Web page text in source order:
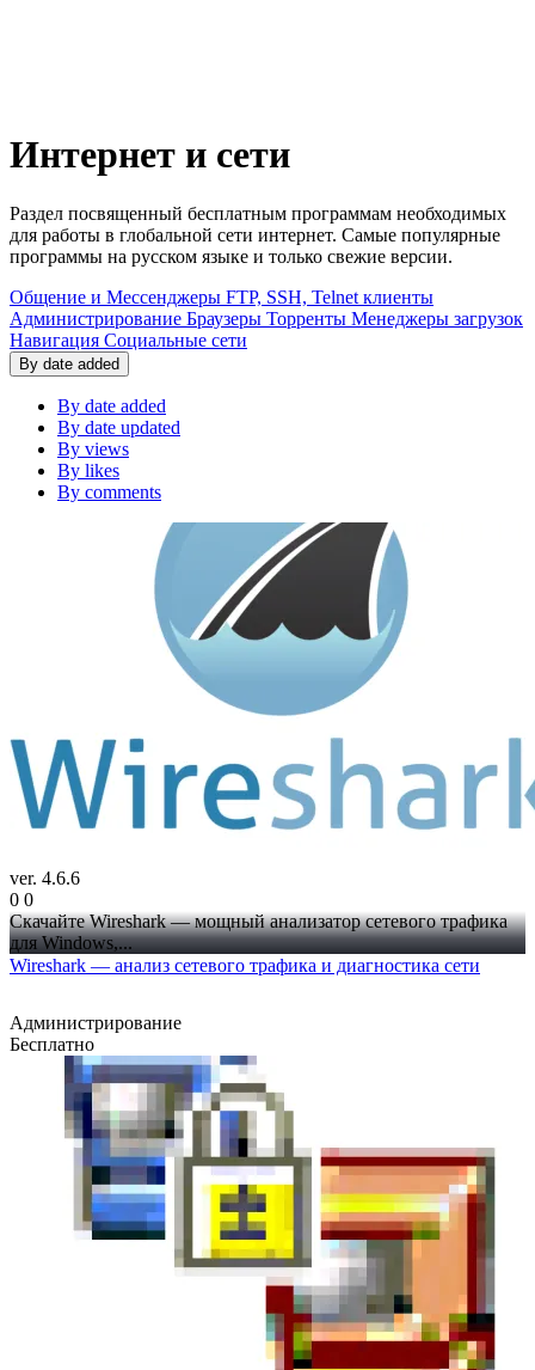
Интернет и сети
Раздел посвященный бесплатным программам необходимых
для работы в глобальной сети интернет. Самые популярные
программы на русском языке и только свежие версии.
Общение и Мессенджеры FTP, SSH, Telnet клиенты
Администрирование Браузеры Торренты Менеджеры загрузок
Навигация Социальные сети
By date added
By date added
By date updated
By views
By likes
By comments
ver. 4.6.6
0 0
Скачайте Wireshark — мощный анализатор сетевого трафика
для Windows,...
Wireshark — анализ сетевого трафика и диагностика сети
Администрирование
Бесплатно